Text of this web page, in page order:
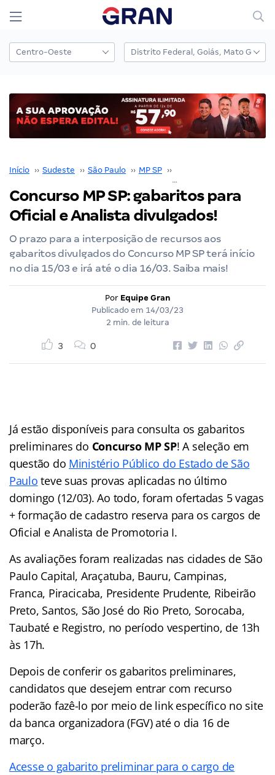
Início ›› Sudeste ›› São Paulo ›› MP SP ››
Concurso MP SP: gabaritos para
Oficial e Analista divulgados!
O prazo para a interposição de recursos aos
gabaritos divulgados do Concurso MP SP terá início
no dia 15/03 e irá até o dia 16/03. Saiba mais!
Por Equipe Gran
Publicado em 14/03/23
2 min. de leitura
3 0
Já estão disponíveis para consulta os gabaritos
preliminares do Concurso MP SP! A seleção em
questão do Ministério Público do Estado de São
Paulo teve suas provas aplicadas no último
domingo (12/03). Ao todo, foram ofertadas 5 vagas
+ formação de cadastro reserva para os cargos de
Oficial e Analista de Promotoria I.
As avaliações foram realizadas nas cidades de São
Paulo Capital, Araçatuba, Bauru, Campinas,
Franca, Piracicaba, Presidente Prudente, Ribeirão
Preto, Santos, São José do Rio Preto, Sorocaba,
Taubaté e Registro, no período vespertino, de 13h
às 17h.
Depois de conferir os gabaritos preliminares,
candidatos que desejem entrar com recurso
poderão fazê-lo por meio de link específico no site
da banca organizadora (FGV) até o dia 16 de
março.
Acesse o gabarito preliminar para o cargo de